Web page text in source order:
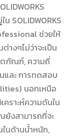
SOLIDWORKS
ช่วยให้
งๆไม่ว่าจะเป็น
ตภัณฑ์, ความถี่
และ การทดสอบ
นอกเหนือ
ราะห์ความดันใน
งสามารถที่จะ
นด้านน้ำหนัก,